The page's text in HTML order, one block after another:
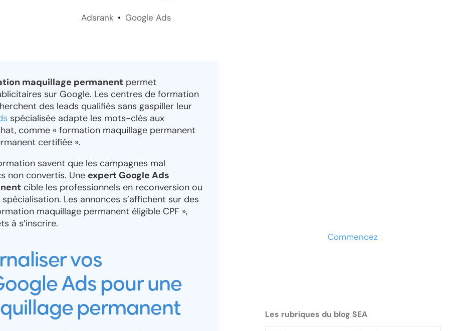
Adsrank Google Ads
maquillage permanent permet
sur Google. Les centres de formation
des leads qualifiés sans gaspiller leur
spécialisée adapte les mots-clés aux
comme « formation maquillage permanent
certifiée ».
savent que les campagnes mal
non convertis. Une expert Google Ads
cible les professionnels en reconversion ou
Les annonces s’affichent sur des
maquillage permanent éligible CPF »,
à s’inscrire.
vos
Ads pour une
permanent
Commencez
Les rubriques du blog SEA